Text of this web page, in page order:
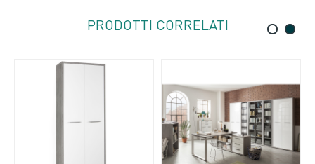
PRODOTTI CORRELATI